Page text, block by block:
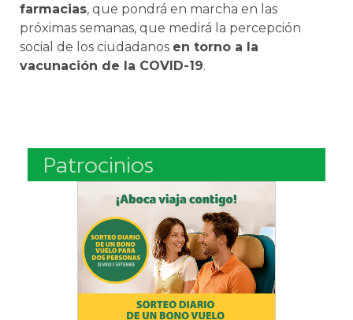
farmacias, que pondrá en marcha en las
próximas semanas, que medirá la percepción
social de los ciudadanos en torno a la
vacunación de la COVID-19.
Patrocinios